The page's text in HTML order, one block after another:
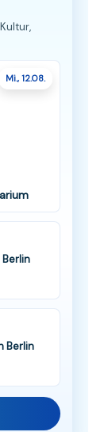
Mi., 12.08.
Berlin